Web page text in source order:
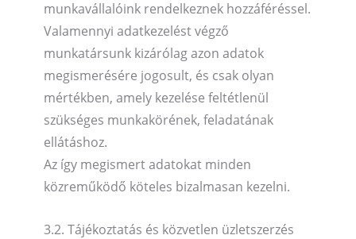
munkavállalóink rendelkeznek hozzáféréssel.
Valamennyi adatkezelést végző
munkatársunk kizárólag azon adatok
megismerésére jogosult, és csak olyan
mértékben, amely kezelése feltétlenül
szükséges munkakörének, feladatának
ellátáshoz.
Az így megismert adatokat minden
közreműködő köteles bizalmasan kezelni.
3.2. Tájékoztatás és közvetlen üzletszerzés